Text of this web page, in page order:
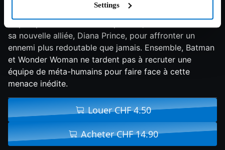
Settings
Après avoir retrouvé foi en l'humanité, Bruce Wayne,
inspiré par l'altruisme de Superman, sollicite l'aide de
sa nouvelle alliée, Diana Prince, pour affronter un
ennemi plus redoutable que jamais. Ensemble, Batman
et Wonder Woman ne tardent pas à recruter une
équipe de méta-humains pour faire face à cette
menace inédite.
Louer CHF 4.50
Acheter CHF 14.90